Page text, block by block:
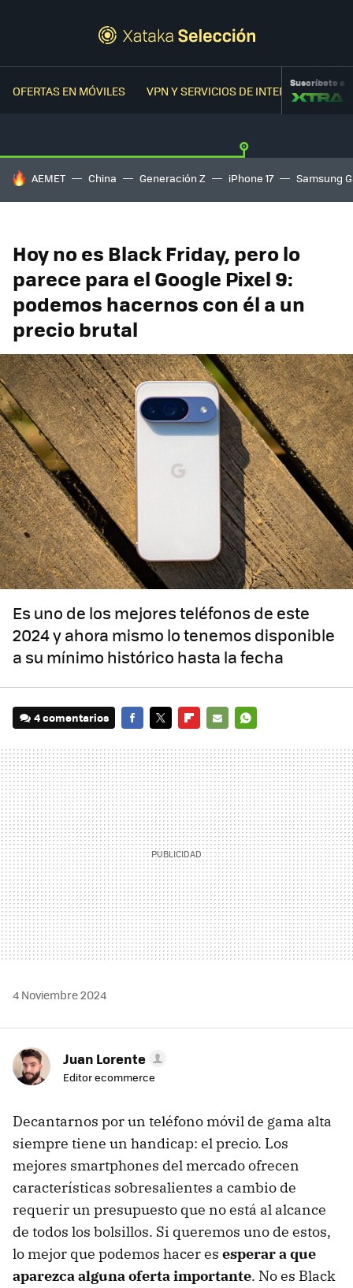
OFERTAS EN MÓVILES VPN Y SERVICIOS DE INTERNETSuscríbete a
HOY SE HABLA DE
AEMET China Generación Z iPhone 17 Samsung
Hoy no es Black Friday, pero lo
parece para el Google Pixel 9:
podemos hacernos con él a un
precio brutal
Es uno de los mejores teléfonos de este
2024 y ahora mismo lo tenemos disponible
a su mínimo histórico hasta la fecha
4 comentarios
MAIL
4 Noviembre 2024
Juan Lorente
Editor ecommerce
Decantarnos por un teléfono móvil de gama alta
siempre tiene un handicap: el precio. Los
mejores smartphones del mercado ofrecen
características sobresalientes a cambio de
requerir un presupuesto que no está al alcance
de todos los bolsillos. Si queremos uno de estos,
lo mejor que podemos hacer es esperar a que
aparezca alguna oferta importante. No es Black